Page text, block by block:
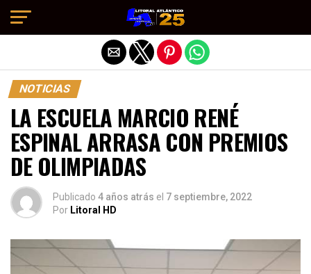
NOTICIAS
LA ESCUELA MARCIO RENÉ
ESPINAL ARRASA CON PREMIOS
DE OLIMPIADAS
Publicado 4 años atrás el 7 septiembre, 2022
Por Litoral HD
Salir de la versión móvil